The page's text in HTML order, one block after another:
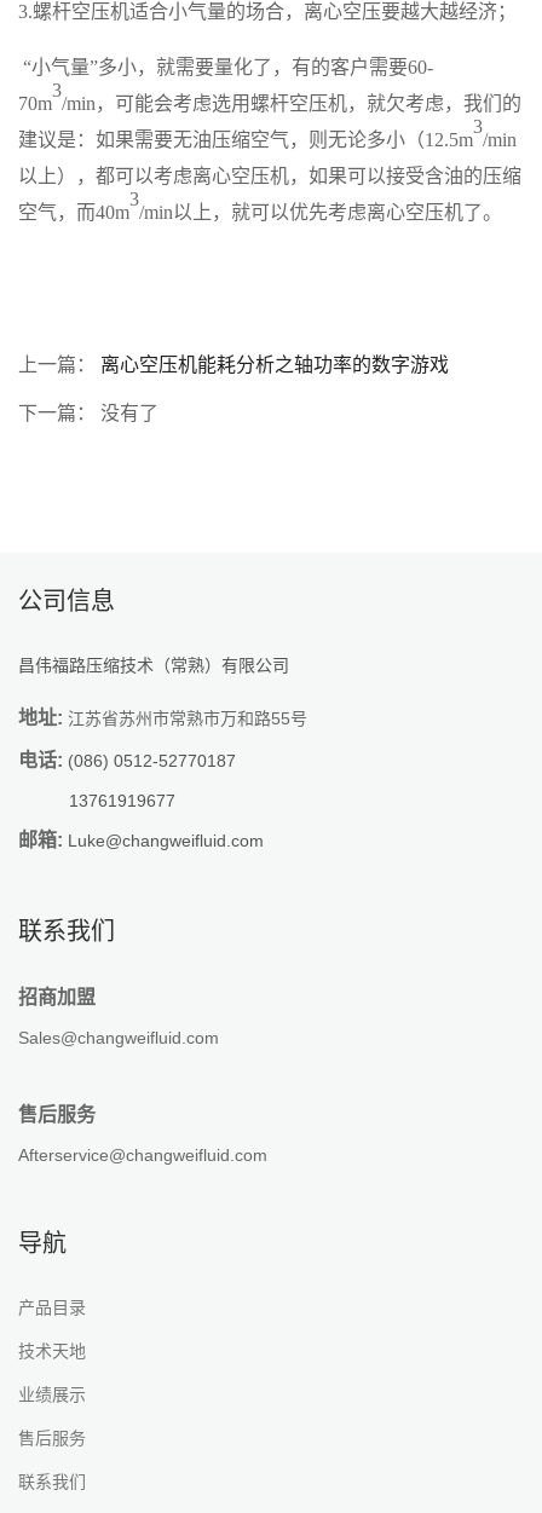
3.螺杆空压机适合小气量的场合，离心空压要越大越经济；
“小气量”多小，就需要量化了，有的客户需要60-
70m
3
/min ，可能会考虑选用螺杆空压机，就欠考虑，我们的
建议是：如果需要无油压缩空气，则无论多小（12.5m
3
/min
以上），都可以考虑离心空压机，如果可以接受含油的压缩
空气，而40m
3
/min以上，就可以优先考虑离心空压机了。
上一篇： 离心空压机能耗分析之轴功率的数字游戏
下一篇： 没有了
公司信息
昌伟福路压缩技术（常熟）有限公司
地址: 江苏省苏州市常熟市万和路55号
电话: (086) 0512-52770187
13761919677
邮箱: Luke@changweifluid.com
联系我们
招商加盟
Sales@changweifluid.com
售后服务
Afterservice@changweifluid.com
导航
产品目录
技术天地
业绩展示
售后服务
联系我们